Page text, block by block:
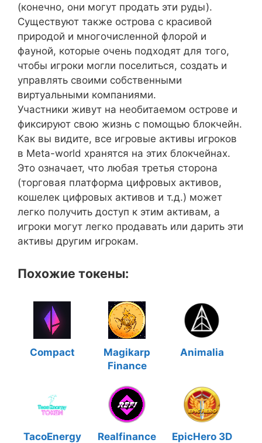
(конечно, они могут продать эти руды).
Существуют также острова с красивой
природой и многочисленной флорой и
фауной, которые очень подходят для того,
чтобы игроки могли поселиться, создать и
управлять своими собственными
виртуальными компаниями.
Участники живут на необитаемом острове и
фиксируют свою жизнь с помощью блокчейн.
Как вы видите, все игровые активы игроков
в Meta-world хранятся на этих блокчейнах.
Это означает, что любая третья сторона
(торговая платформа цифровых активов,
кошелек цифровых активов и т.д.) может
легко получить доступ к этим активам, а
игроки могут легко продавать или дарить эти
активы другим игрокам.
Похожие токены:
Compact
Magikarp
Finance
Animalia
TacoEnergy
Realfinance
EpicHero 3D